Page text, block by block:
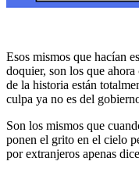
Esos mismos que hacían
doquier, son los que
de la historia están
culpa ya no es del
Son los mismos que
ponen el grito en el cielo
por extranjeros apenas